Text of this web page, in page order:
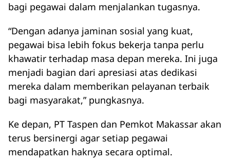
bagi pegawai dalam menjalankan tugasnya.
“Dengan adanya jaminan sosial yang kuat,
pegawai bisa lebih fokus bekerja tanpa perlu
khawatir terhadap masa depan mereka. Ini juga
menjadi bagian dari apresiasi atas dedikasi
mereka dalam memberikan pelayanan terbaik
bagi masyarakat,” pungkasnya.
Ke depan, PT Taspen dan Pemkot Makassar akan
terus bersinergi agar setiap pegawai
mendapatkan haknya secara optimal.